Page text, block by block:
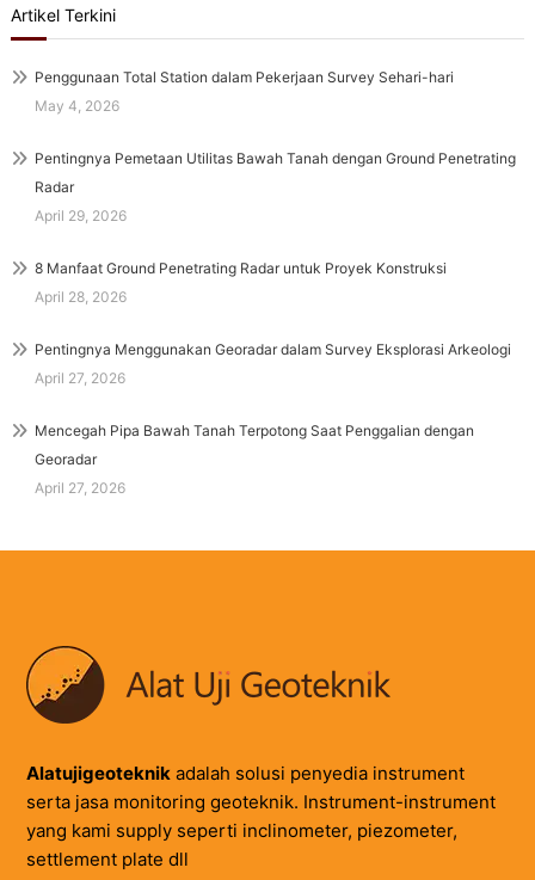
Artikel Terkini
Penggunaan Total Station dalam Pekerjaan Survey Sehari-hari
May 4, 2026
Pentingnya Pemetaan Utilitas Bawah Tanah dengan Ground Penetrating
Radar
April 29, 2026
8 Manfaat Ground Penetrating Radar untuk Proyek Konstruksi
April 28, 2026
Pentingnya Menggunakan Georadar dalam Survey Eksplorasi Arkeologi
April 27, 2026
Mencegah Pipa Bawah Tanah Terpotong Saat Penggalian dengan
Georadar
April 27, 2026
Alatujigeoteknikadalah solusi penyedia instrument
serta jasa monitoring geoteknik. Instrument-instrument
yang kami supply seperti inclinometer, piezometer,
settlement plate dll